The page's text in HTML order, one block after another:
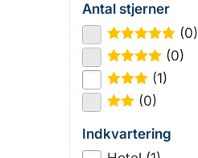
Antal stjerner
★★★★★
(0)
★★★★
(0)
★★★
(1)
★★
(0)
Indkvartering